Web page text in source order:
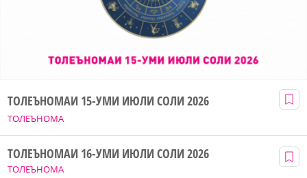
ТОЛЕЪНОМА
ТОЛЕЪНОМАИ 15-УМИ ИЮЛИ СОЛИ 2026
ТОЛЕЪНОМА
ТОЛЕЪНОМАИ 16-УМИ ИЮЛИ СОЛИ 2026